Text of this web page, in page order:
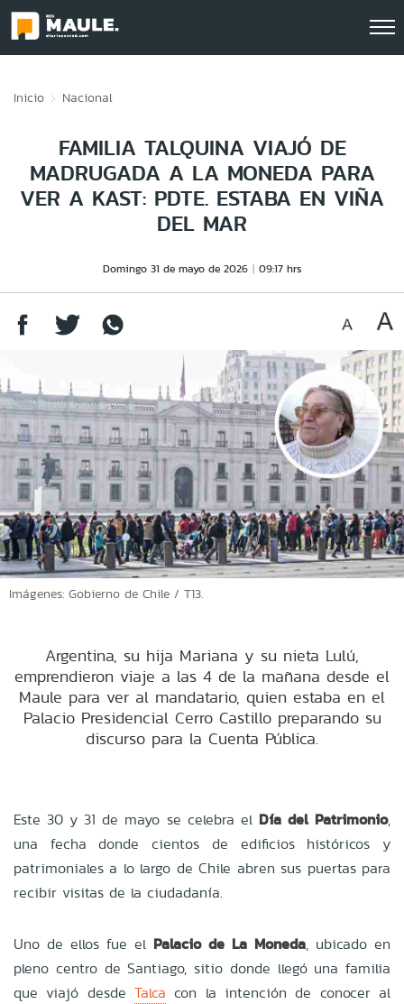
Inicio Nacional
FAMILIA TALQUINA VIAJÓ DE
MADRUGADA A LA MONEDA PARA
VER A KAST: PDTE. ESTABA EN VIÑA
DEL MAR
Domingo 31 de mayo de 2026 09:17 hrs
Imágenes: Gobierno de Chile / T13.
Argentina, su hija Mariana y su nieta Lulú,
emprendieron viaje a las 4 de la mañana desde el
Maule para ver al mandatario, quien estaba en el
Palacio Presidencial Cerro Castillo preparando su
discurso para la Cuenta Pública.
Este 30 y 31 de mayo se celebra el Día del Patrimonio,
una fecha donde cientos de edificios históricos y
patrimoniales a lo largo de Chile abren sus puertas para
recibir visitas de la ciudadanía.
Uno de ellos fue el Palacio de La Moneda, ubicado en
pleno centro de Santiago, sitio donde llegó una familia
que viajó desde Talca con la intención de conocer al